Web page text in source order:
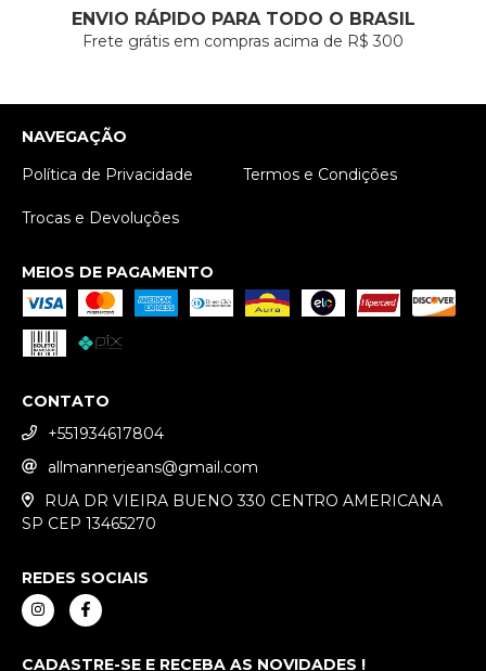
ENVIO RÁPIDO PARA TODO O BRASIL
Frete grátis em compras acima de R$ 300
NAVEGAÇÃO
Política de Privacidade
Termos e Condições
Trocas e Devoluções
MEIOS DE PAGAMENTO
CONTATO
+551934617804
allmannerjeans@gmail.com
RUA DR VIEIRA BUENO 330 CENTRO AMERICANA
SP CEP 13465270
REDES SOCIAIS
CADASTRE-SE E RECEBA AS NOVIDADES !